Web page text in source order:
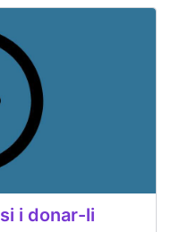
i donar-li